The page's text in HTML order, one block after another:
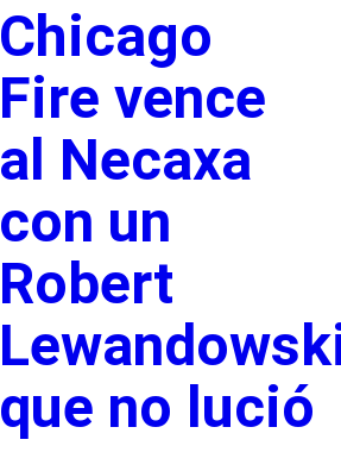
Chicago
Fire vence
al Necaxa
con un
Robert
que no lució